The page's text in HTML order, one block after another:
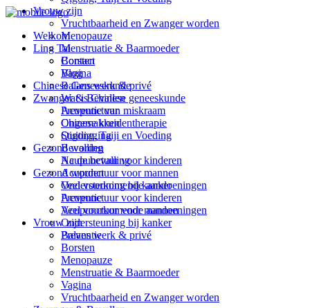
Vrouw zijn
Vruchtbaarheid en Zwanger worden
Menopauze
Menstruatie & Baarmoeder
Borsten
Vagina
Balans werk & privé
Zwanger & Bevallen
Preventie van miskraam
Ongemakken
Stuitligging
Bevalling
Na de bevalling
Gezond worden
Veel voorkomende aandoeningen
Acupunctuur voor kinderen
Acupunctuur voor mannen
Ondersteuning bij kanker
Preventie
Welkom
Ling Tai
Contact
Blog
Chinese Geneeskunde
Wat is Chinese geneeskunde
Acupunctuur
Chinese kruidentherapie
Qigong, Taiji en Voeding
Gezond worden
Acupunctuur voor kinderen
Acupunctuur voor mannen
Ondersteuning bij kanker
Preventie
Veel voorkomende aandoeningen
Vrouw zijn
Balans werk & privé
Borsten
Menopauze
Menstruatie & Baarmoeder
Vagina
Vruchtbaarheid en Zwanger worden